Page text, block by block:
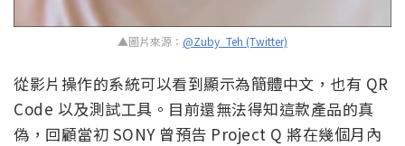
▲圖片來源： @Zuby_Teh (Twitter)
從影片操作的系統可以看到顯示為簡體中文，也有 QR
Code 以及測試工具。目前還無法得知這款產品的真
偽，回顧當初 SONY 曾預告 Project Q 將在幾個月內